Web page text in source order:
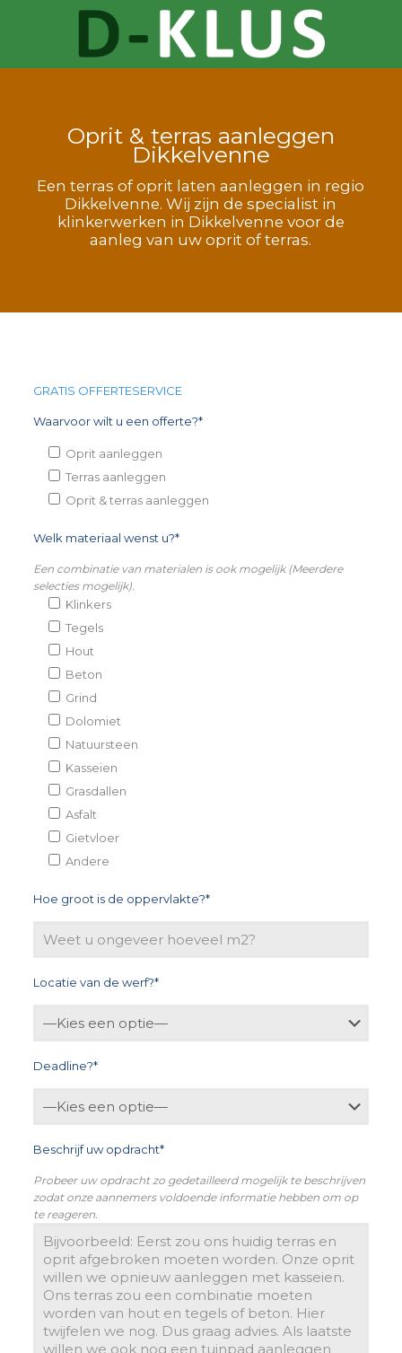
Oprit & terras aanleggen
Dikkelvenne
Een terras of oprit laten aanleggen in regio
Dikkelvenne. Wij zijn de specialist in
klinkerwerken in Dikkelvenne voor de
aanleg van uw oprit of terras.
GRATIS OFFERTESERVICE
Waarvoor wilt u een offerte?*
Oprit aanleggen
Terras aanleggen
Oprit & terras aanleggen
Welk materiaal wenst u?*
Een combinatie van materialen is ook mogelijk (Meerdere
selecties mogelijk).
Klinkers
Tegels
Hout
Beton
Grind
Dolomiet
Natuursteen
Kasseien
Grasdallen
Asfalt
Gietvloer
Andere
Hoe groot is de oppervlakte?*
Locatie van de werf?*
Deadline?*
Beschrijf uw opdracht*
Probeer uw opdracht zo gedetailleerd mogelijk te beschrijven
zodat onze aannemers voldoende informatie hebben om op
te reageren.